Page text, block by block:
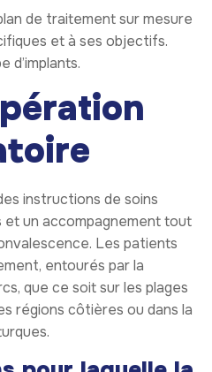
de traitement sur mesure
et à ses objectifs.
d’implants.
instructions de soins
un accompagnement tout
Les patients
entourés par la
que ce soit sur les plages
régions côtières ou dans la